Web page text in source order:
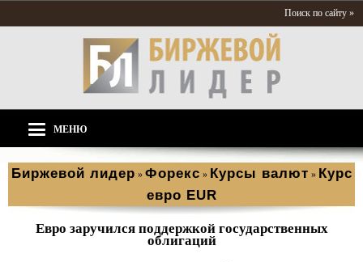
Поиск по сайту »
МЕНЮ
Биржевой лидер » Форекс » Курсы валют » Курс
евро EUR
Евро заручился поддержкой государственных
облигаций